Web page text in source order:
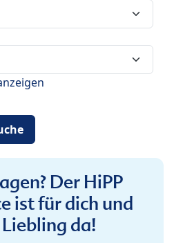
Der HiPP
ist für dich und
da!